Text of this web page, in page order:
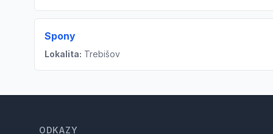
Spony
Lokalita: Trebišov
ODKAZY